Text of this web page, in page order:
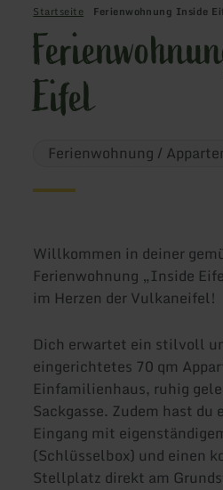
Startseite Ferienwohnung Inside
Eifel
Ferienwohnung /
Willkommen in deiner
Ferienwohnung „Inside
im Herzen der Vulkaneifel!
Dich erwartet ein stilvoll
eingerichtetes 70 qm
Einfamilienhaus, ruhig
Sackgasse. Zudem hast du
Eingang mit
(Schlüsselbox) und einen
Stellplatz direkt am